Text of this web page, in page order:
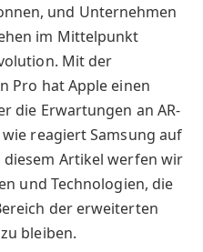
und Unternehmen
im Mittelpunkt
Mit der
Pro hat Apple einen
die Erwartungen an AR-
reagiert Samsung auf
Artikel werfen wir
und Technologien, die
der erweiterten
bleiben.